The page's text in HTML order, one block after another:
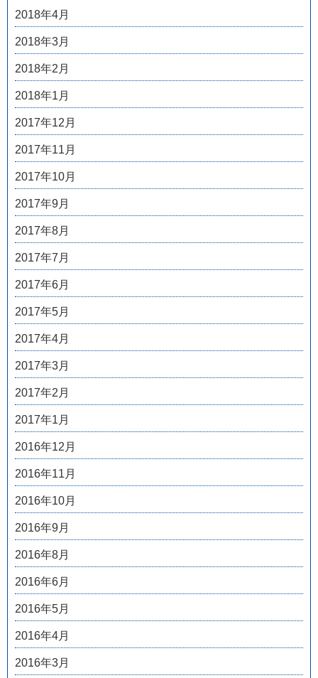
2018年4月
2018年3月
2018年2月
2018年1月
2017年12月
2017年11月
2017年10月
2017年9月
2017年8月
2017年7月
2017年6月
2017年5月
2017年4月
2017年3月
2017年2月
2017年1月
2016年12月
2016年11月
2016年10月
2016年9月
2016年8月
2016年6月
2016年5月
2016年4月
2016年3月